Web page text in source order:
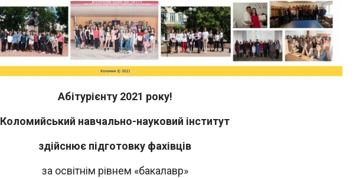
Абітурієнту 2021 року!
Коломийський навчально-науковий інститут
здійснює підготовку фахівців
за освітнім рівнем «бакалавр»